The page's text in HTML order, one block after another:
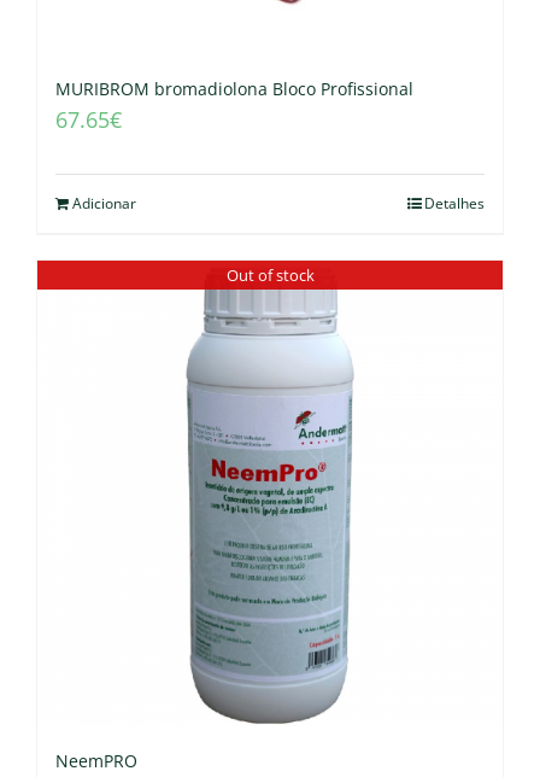
MURIBROM bromadiolona Bloco Profissional
67.65€
Adicionar Detalhes
Out of stock
NeemPRO